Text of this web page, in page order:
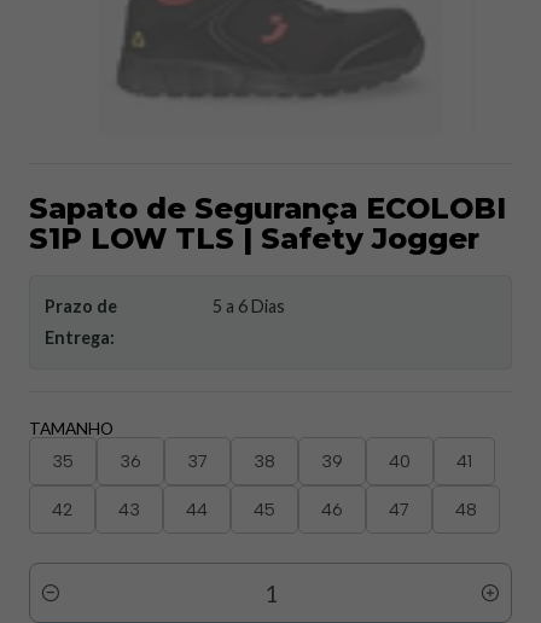
Sapato de Segurança ECOLOBI
S1P LOW TLS | Safety Jogger
Prazo de
Entrega:
5 a 6 Dias
TAMANHO
35 36 37 38 39 40 41
42 43 44 45 46 47 48
Quantidade